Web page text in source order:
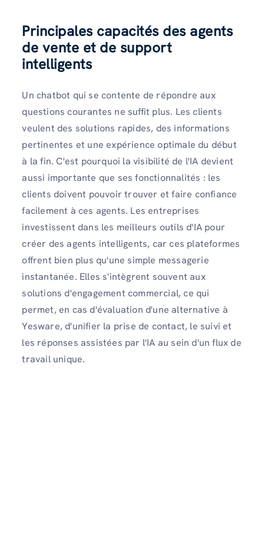
Principales capacités des agents
de vente et de support
intelligents
Un chatbot qui se contente de répondre aux
questions courantes ne suffit plus. Les clients
veulent des solutions rapides, des informations
pertinentes et une expérience optimale du début
à la fin. C'est pourquoi la visibilité de l'IA devient
aussi importante que ses fonctionnalités : les
clients doivent pouvoir trouver et faire confiance
facilement à ces agents. Les entreprises
investissent dans les meilleurs outils d'IA pour
créer des agents intelligents, car ces plateformes
offrent bien plus qu'une simple messagerie
instantanée. Elles s'intègrent souvent aux
solutions d'engagement commercial, ce qui
permet, en cas d'évaluation d'une alternative à
Yesware, d'unifier la prise de contact, le suivi et
les réponses assistées par l'IA au sein d'un flux de
travail unique.